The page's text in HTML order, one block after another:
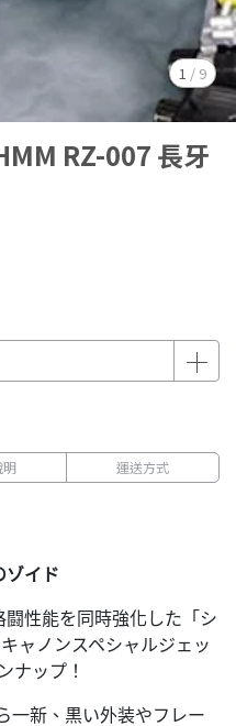
1 / 9
RZ-007 長牙
明 運送方式
ゾイド
性能を同時強化した「シ
ャノンスペシャルジェッ
ナップ！
一新、黒い外装やフレー